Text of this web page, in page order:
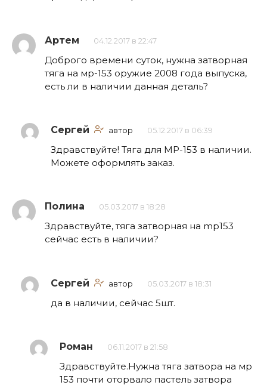
Артем 04.12.2017 в 22:47
Доброго времени суток, нужна затворная
тяга на мр-153 оружие 2008 года выпуска,
есть ли в наличии данная деталь?
Сергей автор 05.12.2017 в 06:39
Здравствуйте! Тяга для МР-153 в наличии.
Можете оформлять заказ.
Полина 05.03.2017 в 18:28
Здравствуйте, тяга затворная на mp153
сейчас есть в наличии?
Сергей автор 05.03.2017 в 18:31
да в наличии, сейчас 5шт.
Роман 06.11.2017 в 21:58
Здравствуйте.Нужна тяга затвора на мр
153 почти оторвало пастель затвора